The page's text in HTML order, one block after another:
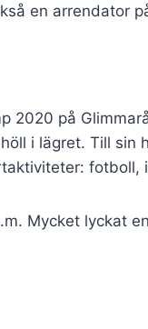
en arrendator
2020 på
i lägret. Till sin
Mycket lyckat